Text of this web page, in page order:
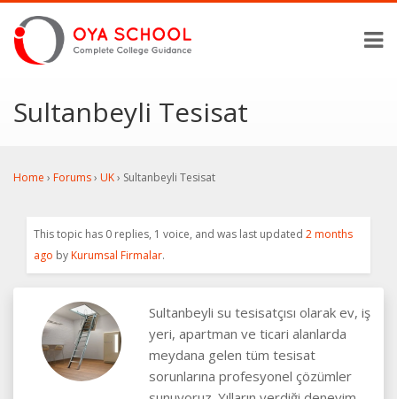
Sultanbeyli Tesisat
Home › Forums› UK› Sultanbeyli Tesisat
This topic has 0 replies, 1 voice, and was last updated 2 months
ago byKurumsal Firmalar.
Sultanbeyli su tesisatçısı olarak ev, iş
yeri, apartman ve ticari alanlarda
meydana gelen tüm tesisat
sorunlarına profesyonel çözümler